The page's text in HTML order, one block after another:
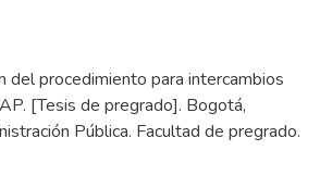
del procedimiento para intercambios
[Tesis de pregrado]. Bogotá,
Pública. Facultad de pregrado.